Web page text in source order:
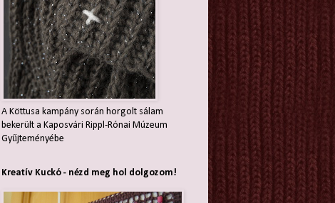
A Köttusa kampány során horgolt sálam
bekerült a Kaposvári Rippl-Rónai Múzeum
Gyűjteményébe
Kreatív Kuckó - nézd meg hol dolgozom!